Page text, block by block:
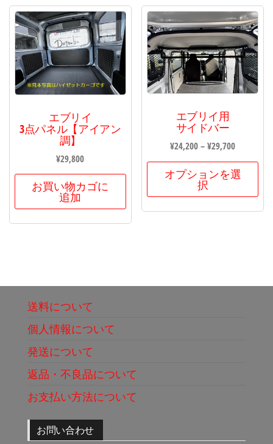
エブリイ
3点パネル【アイアン
調】
¥29,800
お買い物カゴに
追加
エブリイ用
サイドバー
¥24,200–¥29,700
オプションを選
択
送料について
個人情報について
発送について
返品・不良品について
お支払い方法について
お問い合わせ